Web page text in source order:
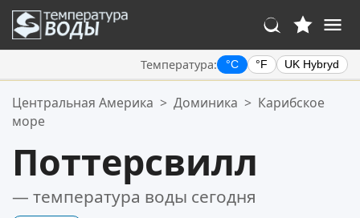
Температура: °C °F UK Hybryd
Ваше избранное:
Ваш список избранного пуст.
Центральная Америка > Доминика > Карибское
море
Поттерсвилл
— температура воды сегодня